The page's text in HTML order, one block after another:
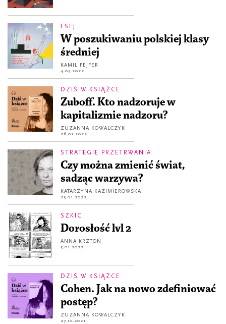
ESEJ
W poszukiwaniu polskiej klasy
średniej
KAMIL FEJFER
4.05.2022
DZIŚ W KSIĄŻCE
Zuboff. Kto nadzoruje w
kapitalizmie nadzoru?
ZUZANNA KOWALCZYK
26.01.2022
STRATEGIE PRZETRWANIA
Czy można zmienić świat,
sadząc warzywa?
KATARZYNA KAZIMIEROWSKA
25.01.2022
SZKIC
Dorosłość lvl 2
ANNA KRZTOŃ
5.01.2022
DZIŚ W KSIĄŻCE
Cohen. Jak na nowo zdefiniować
postęp?
ZUZANNA KOWALCZYK
27.10.2021